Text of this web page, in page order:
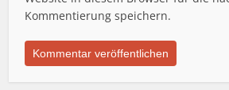
Kommentierung speichern.